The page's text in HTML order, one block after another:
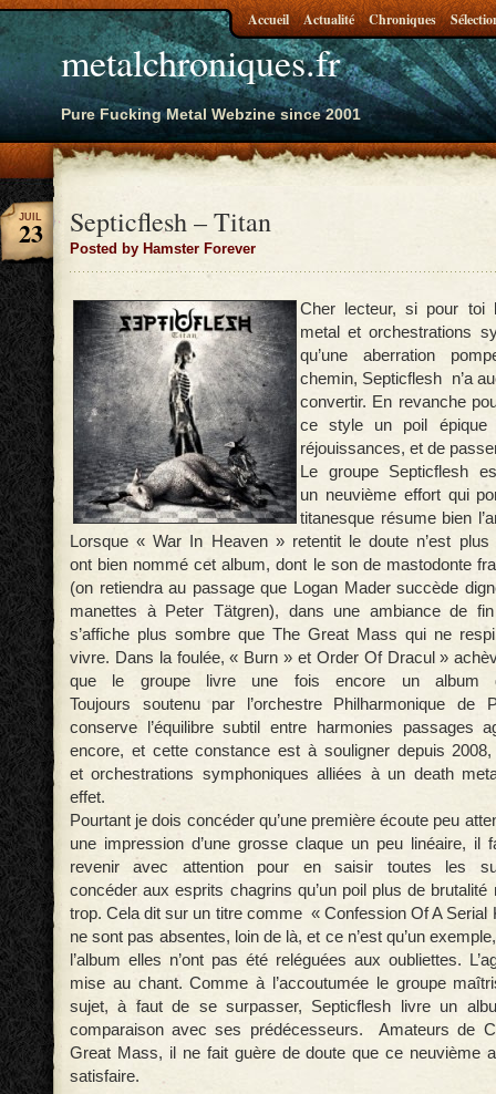
metalchroniques.fr
Pure Fucking Metal Webzine since 2001
Accueil Actualité Chroniques
Septicflesh – Titan
Posted by Hamster Forever
JUIL
23
Cher lecteur, si pour toi
metal et orchestrations
qu’une aberration
chemin, Septicflesh n’a
convertir. En revanche
ce style un poil épique
réjouissances, et de
Le groupe Septicflesh
un neuvième effort qui
titanesque résume bien
Lorsque « War In Heaven » retentit le doute n’est
ont bien nommé cet album, dont le son de mastodonte
(on retiendra au passage que Logan Mader succède
manettes à Peter Tätgren), dans une ambiance de
s’affiche plus sombre que The Great Mass qui ne
vivre. Dans la foulée, « Burn » et Order Of Dracul »
que le groupe livre une fois encore un album
Toujours soutenu par l’orchestre Philharmonique de
conserve l’équilibre subtil entre harmonies passages
encore, et cette constance est à souligner depuis
etorchestrations symphoniques alliées à un death
effet.
Pourtant je dois concéder qu’une première écoute peu
une impression d’une grosse claque un peu linéaire, il
revenir avec attention pour en saisir toutes les
concéderaux esprits chagrins qu’un poil plus de brutalité
trop. Cela dit sur un titre comme « Confession Of A Serial
ne sont pas absentes, loin de là, et ce n’est qu’un
l’album elles n’ont pas été reléguées aux oubliettes.
mise au chant. Comme à l’accoutumée le groupe
sujet, à faut de se surpasser, Septicflesh livre un
comparaison avec ses prédécesseurs.
Amateurs de
Great Mass, il ne fait guère de doute que ce neuvième
satisfaire.